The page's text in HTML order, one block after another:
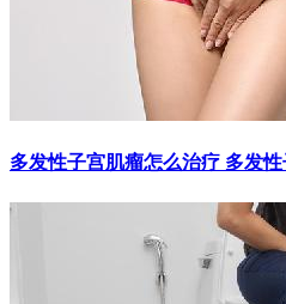
多发性子宫肌瘤怎么治疗 多发